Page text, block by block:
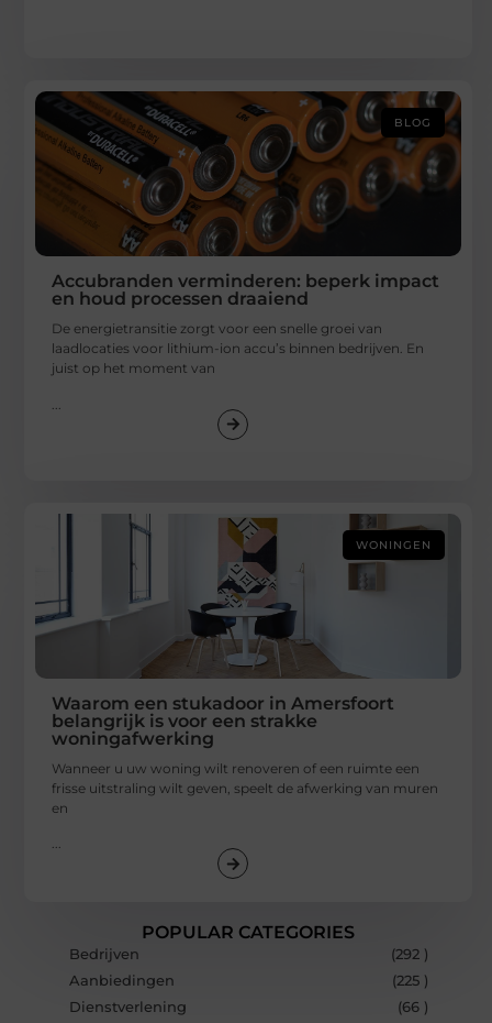
POPULAR CATEGORIES
Bedrijven
(292 )
Aanbiedingen
(225 )
Dienstverlening
(66 )
BLOG
Accubranden verminderen: beperk impact
en houd processen draaiend
De energietransitie zorgt voor een snelle groei van
laadlocaties voor lithium-ion accu’s binnen bedrijven. En
juist op het moment van
WONINGEN
Waarom een stukadoor in Amersfoort
belangrijk is voor een strakke
woningafwerking
Wanneer u uw woning wilt renoveren of een ruimte een
frisse uitstraling wilt geven, speelt de afwerking van muren
en
...